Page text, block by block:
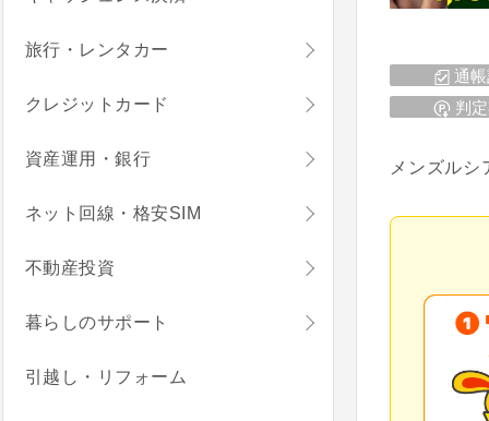
通
判
メンズルシ
旅行・レンタカー
クレジットカード
資産運用・銀行
ネット回線・格安SIM
不動産投資
暮らしのサポート
引越し・リフォーム